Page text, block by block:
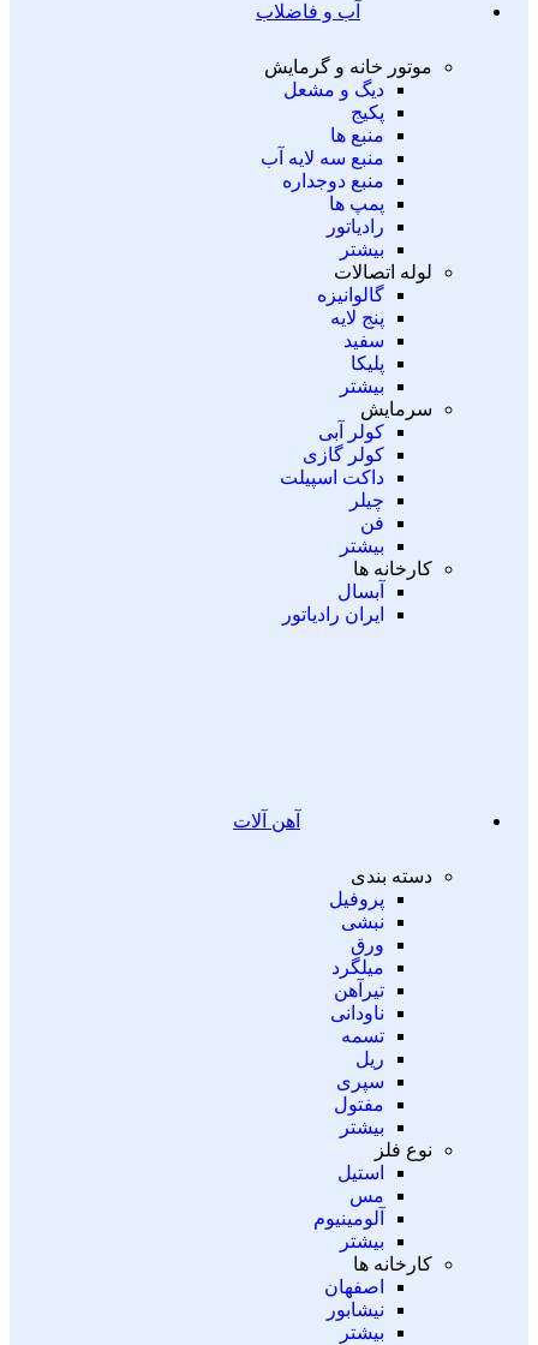
آب و فاضلاب
موتور خانه و گرمایش
دیگ و مشعل
پکیج
منبع ها
منبع سه لایه آب
منبع دوجداره
پمپ ها
رادیاتور
بیشتر
لوله اتصالات
گالوانیزه
پنج لایه
سفید
پلیکا
بیشتر
سرمایش
کولر آبی
کولر گازی
داکت اسپیلت
چیلر
فن
بیشتر
کارخانه ها
آبسال
ایران رادیاتور
آهن آلات
دسته بندی
پروفیل
نبشی
ورق
میلگرد
تیرآهن
ناودانی
تسمه
ریل
سپری
مفتول
بیشتر
نوع فلز
استیل
مس
آلومینیوم
بیشتر
کارخانه ها
اصفهان
نیشابور
بیشتر